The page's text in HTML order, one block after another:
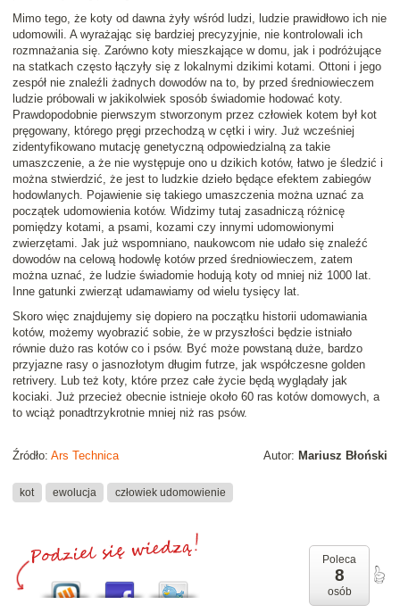
Mimo tego, że koty od dawna żyły wśród ludzi, ludzie prawidłowo ich nie
udomowili. A wyrażając się bardziej precyzyjnie, nie kontrolowali ich
rozmnażania się. Zarówno koty mieszkające w domu, jak i podróżujące
na statkach często łączyły się z lokalnymi dzikimi kotami. Ottoni i jego
zespół nie znaleźli żadnych dowodów na to, by przed średniowieczem
ludzie próbowali w jakikolwiek sposób świadomie hodować koty.
Prawdopodobnie pierwszym stworzonym przez człowiek kotem był kot
pręgowany, którego pręgi przechodzą w cętki i wiry. Już wcześniej
zidentyfikowano mutację genetyczną odpowiedzialną za takie
umaszczenie, a że nie występuje ono u dzikich kotów, łatwo je śledzić i
można stwierdzić, że jest to ludzkie dzieło będące efektem zabiegów
hodowlanych. Pojawienie się takiego umaszczenia można uznać za
początek udomowienia kotów. Widzimy tutaj zasadniczą różnicę
pomiędzy kotami, a psami, kozami czy innymi udomowionymi
zwierzętami. Jak już wspomniano, naukowcom nie udało się znaleźć
dowodów na celową hodowlę kotów przed średniowieczem, zatem
można uznać, że ludzie świadomie hodują koty od mniej niż 1000 lat.
Inne gatunki zwierząt udamawiamy od wielu tysięcy lat.
Skoro więc znajdujemy się dopiero na początku historii udomawiania
kotów, możemy wyobrazić sobie, że w przyszłości będzie istniało
równie dużo ras kotów co i psów. Być może powstaną duże, bardzo
przyjazne rasy o jasnozłotym długim futrze, jak współczesne golden
retrivery. Lub też koty, które przez całe życie będą wyglądały jak
kociaki. Już przecież obecnie istnieje około 60 ras kotów domowych, a
to wciąż ponadtrzykrotnie mniej niż ras psów.
Autor: Mariusz Błoński
Źródło: Ars Technica
kot ewolucja człowiek udomowienie
Poleca
8
osób